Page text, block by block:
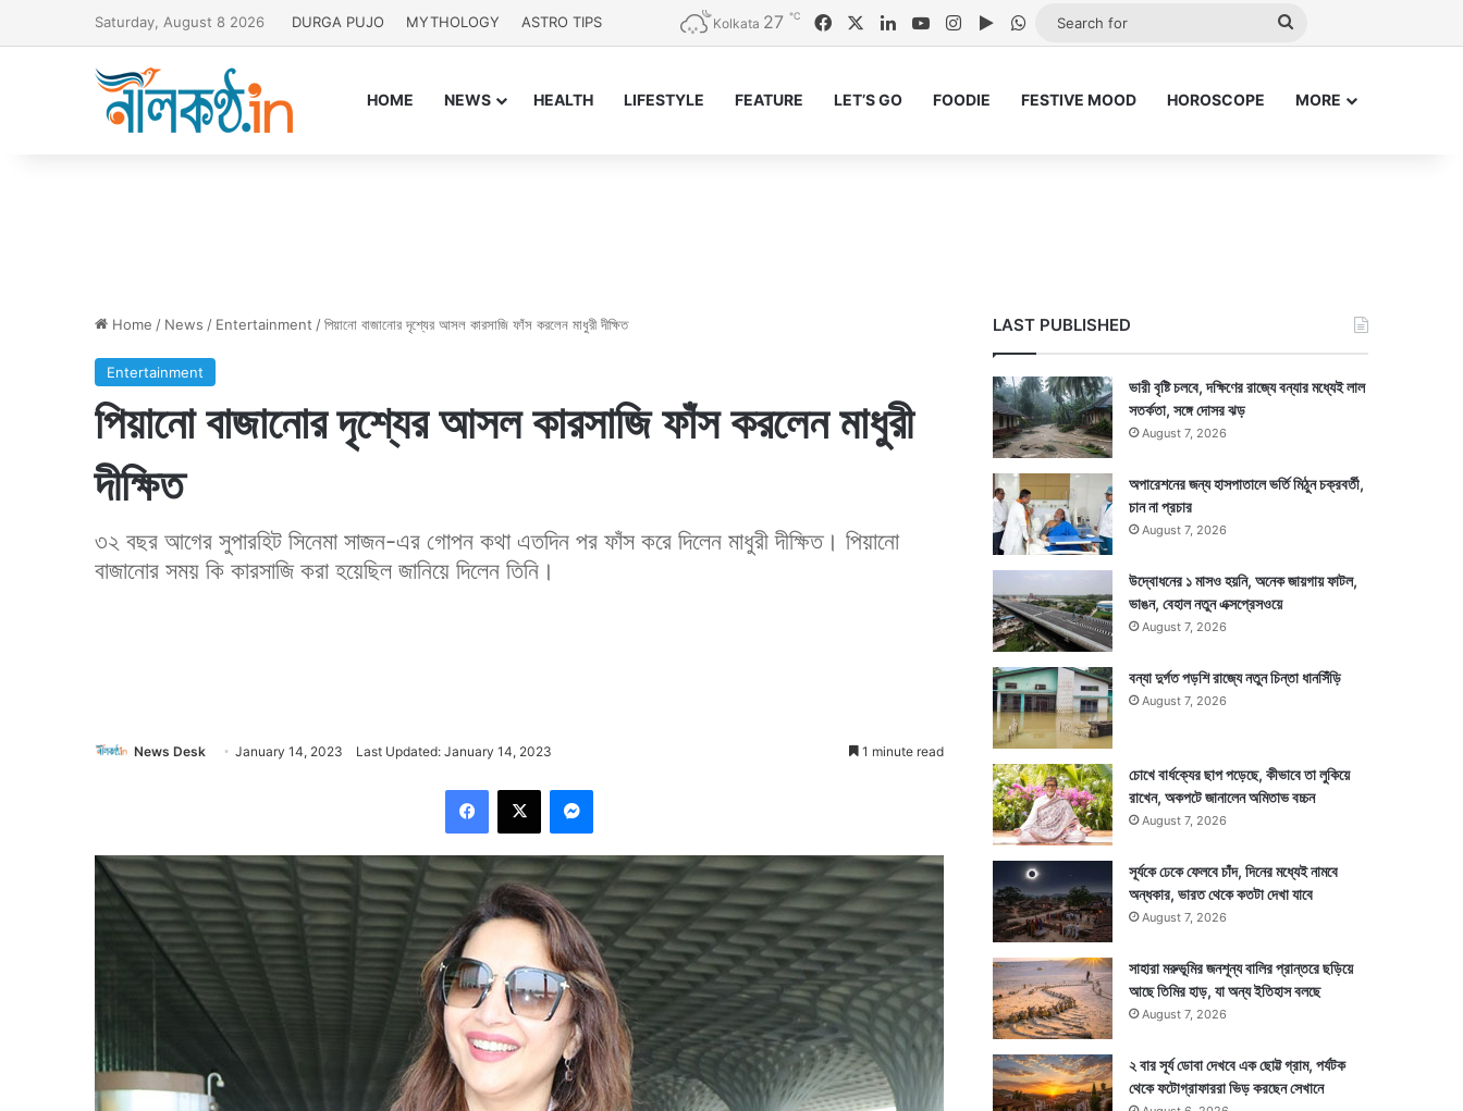
Saturday, August 8 2026 DURGA PUJO MYTHOLOGY ASTRO TIPS Kolkata 27 ℃ FacebookLinkedInYouTubeInstagram
Google Play
WhatsApp
HOME NEWS HEALTH LIFESTYLE FEATURE LET’S GO FOODIE FESTIVE MOOD HOROSCOPE MORE
Home / News / Entertainment /পিয়ানো বাজানোর দৃশ্যের আসল কারসাজি ফাঁস করলেন মাধুরী দীক্ষিত
Entertainment
পিয়ানো বাজানোর দৃশ্যের আসল কারসাজি ফাঁস করলেন মাধুরী
দীক্ষিত
৩২ বছর আগের সুপারহিট সিনেমা সাজন-এর গোপন কথা এতদিন পর ফাঁস করে দিলেন মাধুরী দীক্ষিত। পিয়ানো
বাজানোর সময় কি কারসাজি করা হয়েছিল জানিয়ে দিলেন তিনি।
News Desk January 14, 2023 Last Updated: January 14, 2023 1 minute read
LAST PUBLISHED
ভারী বৃষ্টি চলবে, দক্ষিণের রাজ্যে বন্যার মধ্যেই লাল
সতর্কতা, সঙ্গে দোসর ঝড়
August 7, 2026
অপারেশনের জন্য হাসপাতালে ভর্তি মিঠুন চক্রবর্তী,
চান না প্রচার
August 7, 2026
উদ্বোধনের ১ মাসও হয়নি, অনেক জায়গায় ফাটল,
ভাঙন, বেহাল নতুন এক্সপ্রেসওয়ে
August 7, 2026
বন্যা দুর্গত পড়শি রাজ্যে নতুন চিন্তা ধানসিঁড়ি
August 7, 2026
চোখে বার্ধক্যের ছাপ পড়েছে, কীভাবে তা লুকিয়ে
রাখেন, অকপটে জানালেন অমিতাভ বচ্চন
August 7, 2026
সূর্যকে ঢেকে ফেলবে চাঁদ, দিনের মধ্যেই নামবে
অন্ধকার, ভারত থেকে কতটা দেখা যাবে
August 7, 2026
সাহারা মরুভূমির জনশূন্য বালির প্রান্তরে ছড়িয়ে
আছে তিমির হাড়, যা অন্য ইতিহাস বলছে
August 7, 2026
২ বার সূর্য ডোবা দেখবে এক ছোট্ট গ্রাম, পর্যটক
থেকে ফটোগ্রাফাররা ভিড় করছেন সেখানে